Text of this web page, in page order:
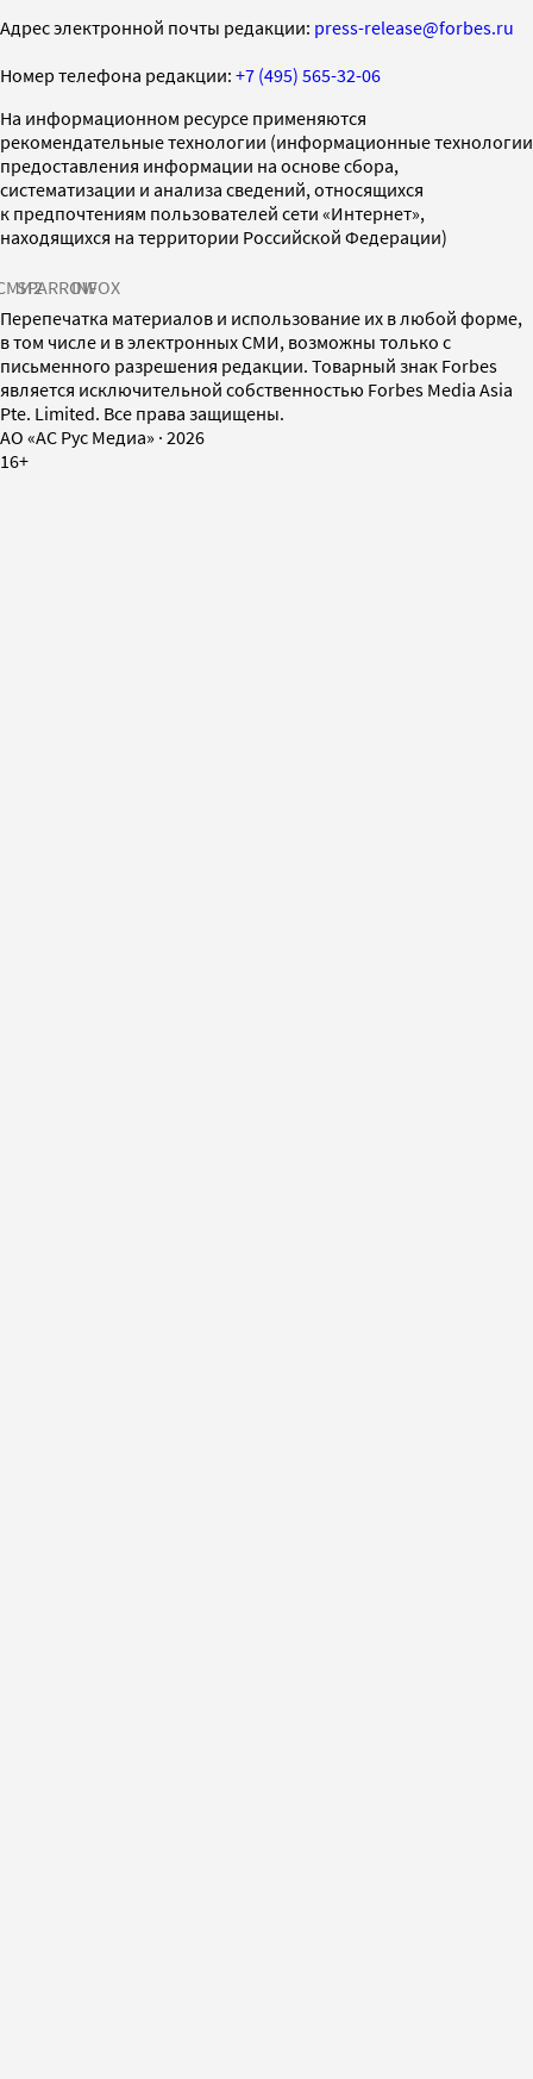
Адрес электронной почты редакции: press-release@forbes.ru
Номер телефона редакции: +7 (495) 565-32-06
На информационном ресурсе применяются
рекомендательные технологии (информационные технологии
предоставления информации на основе сбора,
систематизации и анализа сведений, относящихся
к предпочтениям пользователей сети «Интернет»,
находящихся на территории Российской Федерации)
SPARROWINFOX
Перепечатка материалов и использование их в любой форме,
в том числе и в электронных СМИ, возможны только с
письменного разрешения редакции. Товарный знак Forbes
является исключительной собственностью Forbes Media Asia
Pte. Limited. Все права защищены.
AO «АС Рус Медиа» · 2026
16+